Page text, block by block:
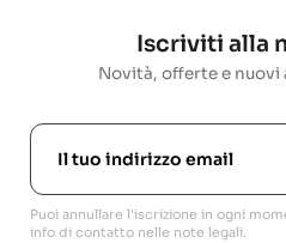
Iscriviti alla
Novità, offerte e
Puoi annullare l'iscrizione in ogni
info di contatto nelle note legali.